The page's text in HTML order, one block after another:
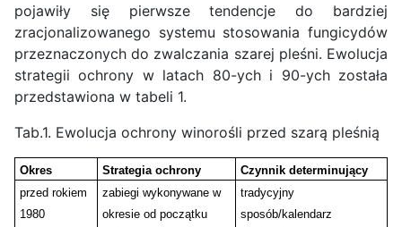
pojawiły się pierwsze tendencje do bardziej
zracjonalizowanego systemu stosowania fungicydów
przeznaczonych do zwalczania szarej pleśni. Ewolucja
strategii ochrony w latach 80-ych i 90-ych została
przedstawiona w tabeli 1.
Tab.1. Ewolucja ochrony winorośli przed szarą pleśnią
Okres Strategia ochrony
Czynnik determinujący
przed rokiem
1980
zabiegi wykonywane w
okresie od początku
tradycyjny
sposób/kalendarz